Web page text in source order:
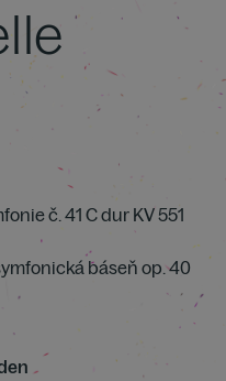
č. 41 C dur KV 551
báseň op. 40